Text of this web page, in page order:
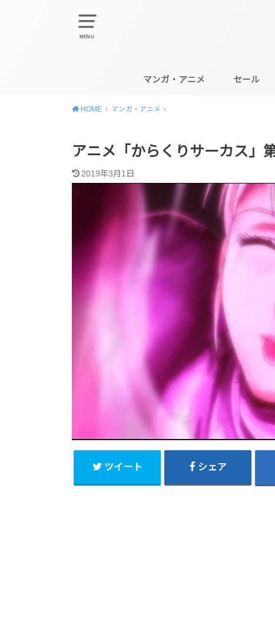
MENU
マンガ・アニメ セール
HOME マンガ・アニメ
アニメ「からくりサーカス」
2019年3月1日
ツイート シェア